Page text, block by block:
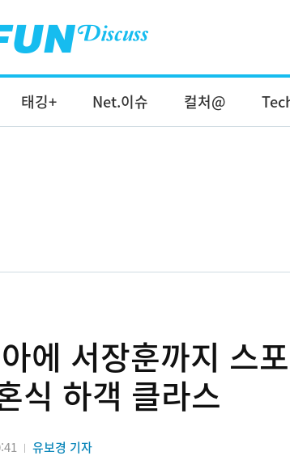
태깅+ Net.이슈 컬처@
에 서장훈까지 스
식 하객 클라스
| 유보경 기자